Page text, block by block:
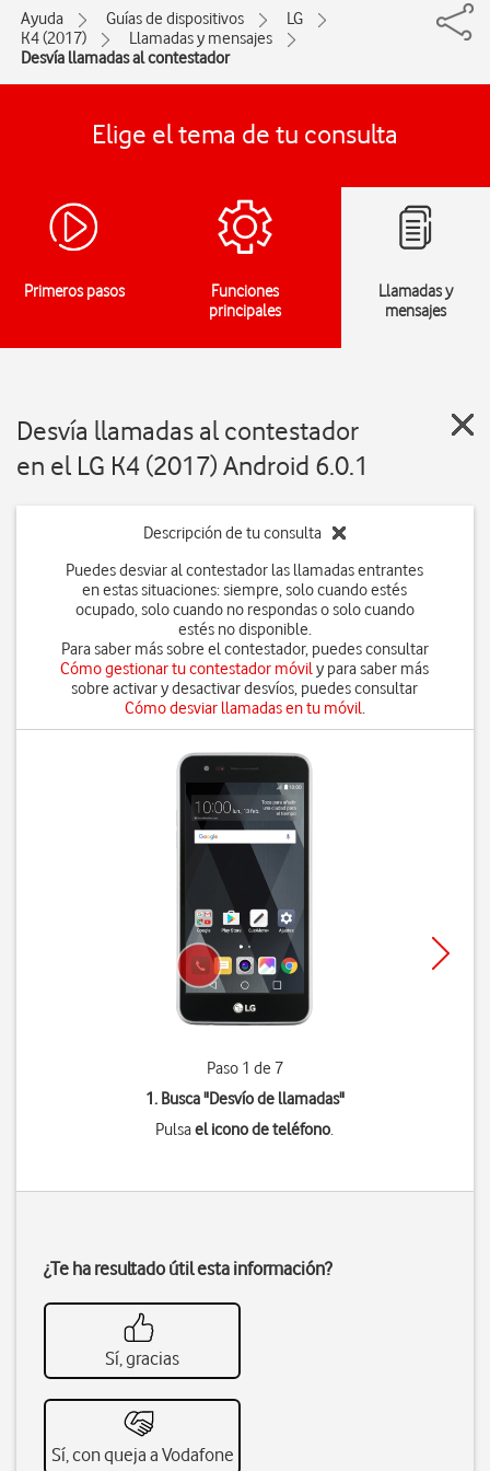
Ayuda Guías de dispositivos
LG
K4 (2017)
Llamadas y mensajes
Desvía llamadas al contestador
Elige el tema de tu consulta
Primeros pasos
Funciones
principales
Llamadas y
mensajes
Desvía llamadas al contestador
en el LG K4 (2017) Android 6.0.1
Descripción de tu consulta
Puedes desviar al contestador las llamadas entrantes
en estas situaciones: siempre, solo cuando estés
ocupado, solo cuando no respondas o solo cuando
estés no disponible.
Para saber más sobre el contestador, puedes consultar
Cómo gestionar tu contestador móvily para saber más
sobre activar y desactivar desvíos, puedes consultar
Cómo desviar llamadas en tu móvil.
Paso 1 de 7
1. Busca "Desvío de llamadas"
Pulsael icono de teléfono.
¿Te ha resultado útil esta información?
Sí, gracias
Sí, con queja a Vodafone